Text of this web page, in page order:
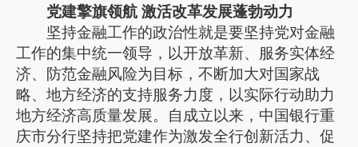
党建擎旗领航 激活改革发展蓬勃动力
坚持金融工作的政治性就是要坚持党对金融
工作的集中统一领导，以开放革新、服务实体经
济、防范金融风险为目标，不断加大对国家战
略、地方经济的支持服务力度，以实际行动助力
地方经济高质量发展。自成立以来，中国银行重
庆市分行坚持把党建作为激发全行创新活力、促